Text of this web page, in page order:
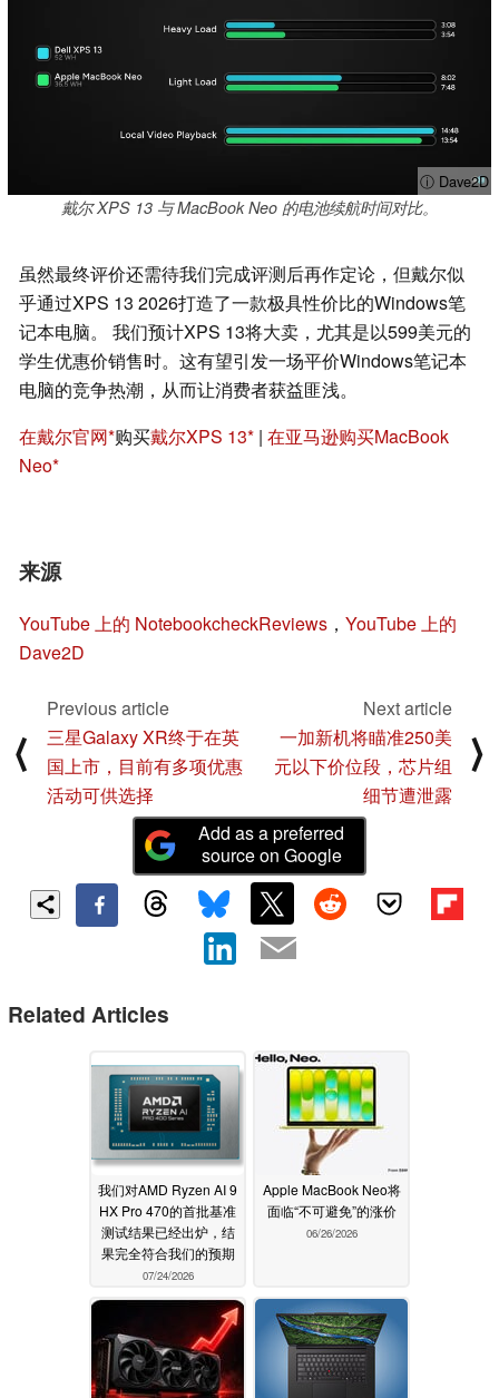
ⓘ Dave2D
戴尔 XPS 13 与 MacBook Neo 的电池续航时间对比。
虽然最终评价还需待我们完成评测后再作定论，但戴尔似
乎通过XPS 13 2026打造了一款极具性价比的Windows笔
记本电脑。 我们预计XPS 13将大卖，尤其是以599美元的
学生优惠价销售时。这有望引发一场平价Windows笔记本
电脑的竞争热潮，从而让消费者获益匪浅。
在戴尔官网 购买戴尔XPS 13 | 在亚马逊购买MacBook
Neo
来源
YouTube 上的 NotebookcheckReviews ， YouTube 上的
Dave2D
⟨
Previous article
三星Galaxy XR终于在英
国上市，目前有多项优惠
活动可供选择
Next article
一加新机将瞄准250美
元以下价位段，芯片组
细节遭泄露
⟩
Add as a preferred
source on Google
Related Articles
我们对AMD Ryzen AI 9
HX Pro 470的首批基准
测试结果已经出炉，结
果完全符合我们的预期
07/24/2026
Apple MacBook Neo将
面临“不可避免”的涨价
06/26/2026